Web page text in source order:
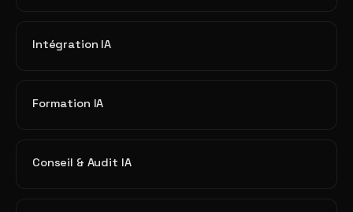
Intégration IA
Formation IA
Conseil & Audit IA